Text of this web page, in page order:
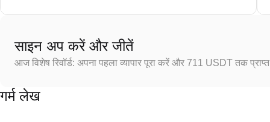
साइन अप करें और जीतें
आज विशेष रिवॉर्ड: अपना पहला व्यापार पूरा करें और 711 USDT तक
गर्म लेख